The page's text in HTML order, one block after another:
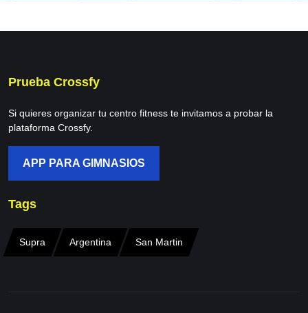
Prueba Crossfy
Si quieres organizar tu centro fitness te invitamos a probar la
plataforma Crossfy.
APP PARA GIMNASIOS
Tags
Supra Argentina San Martin